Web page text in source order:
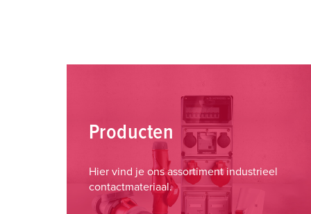
Producten
Hier vind je ons assortiment industrieel
contactmateriaal.